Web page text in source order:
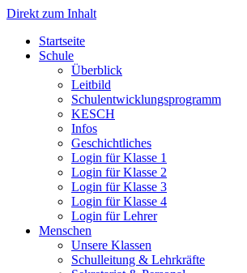
Direkt zum Inhalt
Start­sei­te
Schu­le
Über­blick
Leit­bild
Schul­ent­wick­lungs­pro­gramm
KESCH
Infos
Geschicht­li­ches
Log­in für Klas­se 1
Log­in für Klas­se 2
Log­in für Klas­se 3
Log­in für Klas­se 4
Log­in für Leh­rer
Men­schen
Unse­re Klas­sen
Schul­lei­tung & Lehr­kräf­te